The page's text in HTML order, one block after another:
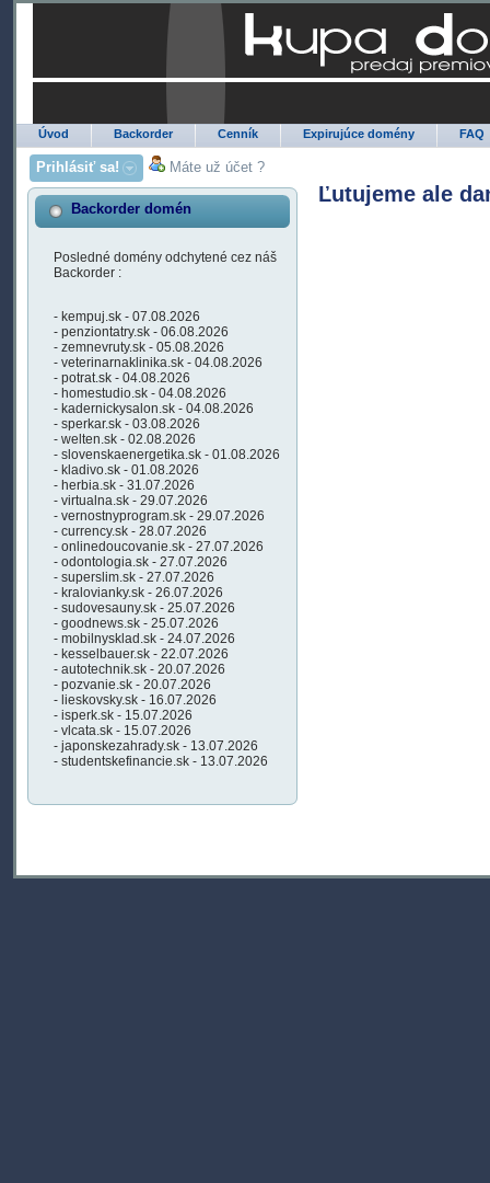
Úvod Backorder Cenník Expirujúce domény FAQ
Prihlásiť sa! Máte už účet ?
Backorder domén
Posledné domény odchytené cez náš
Backorder :
- kempuj.sk - 07.08.2026
- penziontatry.sk - 06.08.2026
- zemnevruty.sk - 05.08.2026
- veterinarnaklinika.sk - 04.08.2026
- potrat.sk - 04.08.2026
- homestudio.sk - 04.08.2026
- kadernickysalon.sk - 04.08.2026
- sperkar.sk - 03.08.2026
- welten.sk - 02.08.2026
- slovenskaenergetika.sk - 01.08.2026
- kladivo.sk - 01.08.2026
- herbia.sk - 31.07.2026
- virtualna.sk - 29.07.2026
- vernostnyprogram.sk - 29.07.2026
- currency.sk - 28.07.2026
- onlinedoucovanie.sk - 27.07.2026
- odontologia.sk - 27.07.2026
- superslim.sk - 27.07.2026
- kralovianky.sk - 26.07.2026
- sudovesauny.sk - 25.07.2026
- goodnews.sk - 25.07.2026
- mobilnysklad.sk - 24.07.2026
- kesselbauer.sk - 22.07.2026
- autotechnik.sk - 20.07.2026
- pozvanie.sk - 20.07.2026
- lieskovsky.sk - 16.07.2026
- isperk.sk - 15.07.2026
- vlcata.sk - 15.07.2026
- japonskezahrady.sk - 13.07.2026
- studentskefinancie.sk - 13.07.2026
Ľutujeme ale